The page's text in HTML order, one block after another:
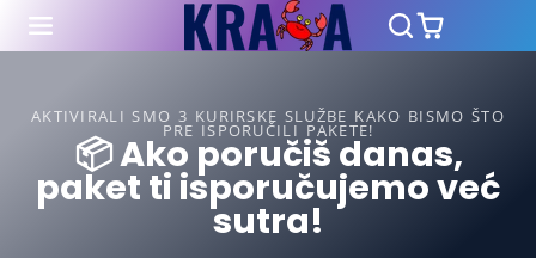
AKTIVIRALI SMO 3 KURIRSKE SLUŽBE KAKO BISMO ŠTO
PRE ISPORUČILI PAKETE!
📦 Ako poručiš danas,
paket ti isporučujemo već
sutra!